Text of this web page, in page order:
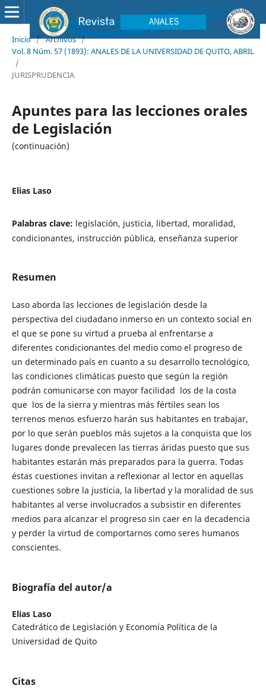
Inicio / Archivos /
Vol. 8 Núm. 57 (1893): ANALES DE LA UNIVERSIDAD DE QUITO, ABRIL
/
JURISPRUDENCIA
Apuntes para las lecciones orales
de Legislación
(continuación)
Elias Laso
Palabras clave: legislación, justicia, libertad, moralidad,
condicionantes, instrucción pública, enseñanza superior
Resumen
Laso aborda las lecciones de legislación desde la
perspectiva del ciudadano inmerso en un contexto social en
el que se pone su virtud a prueba al enfrentarse a
diferentes condicionantes del medio como el progreso de
un determinado país en cuanto a su desarrollo tecnológico,
las condiciones climáticas puesto que según la región
podrán comunicarse con mayor facilidad los de la costa
que los de la sierra y mientras más fértiles sean los
terrenos menos esfuerzo harán sus habitantes en trabajar,
por lo que serán pueblos más sujetos a la conquista que los
lugares donde prevalecen las tierras áridas puesto que sus
habitantes estarán más preparados para la guerra. Todas
éstas cuestiones invitan a reflexionar al lector en aquellas
cuestiones sobre la justicia, la libertad y la moralidad de sus
habitantes al verse involucrados a subsistir en diferentes
medios para alcanzar el progreso sin caer en la decadencia
y perder la virtud de comportarnos como seres humanos
conscientes.
Biografía del autor/a
Elias Laso
Catedrático de Legislación y Economía Política de la
Universidad de Quito
Citas